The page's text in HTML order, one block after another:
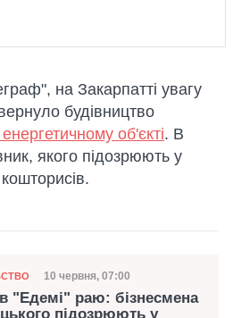
на Закарпатті увагу
будівництво
об'єкті. В
якого підозрюють у
Дата публікації
10 червня, 07:00
"Едемі" раю: бізнесмена
підозрюють у